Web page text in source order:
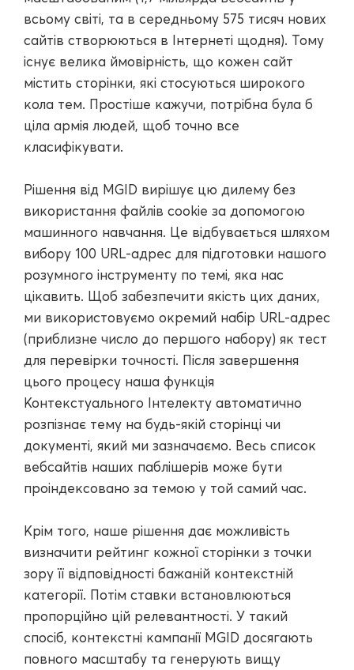
всьому світі, та в середньому 575 тисяч нових
сайтів створюються в Інтернеті щодня). Тому
існує велика ймовірність, що кожен сайт
містить сторінки, які стосуються широкого
кола тем. Простіше кажучи, потрібна була б
ціла армія людей, щоб точно все
класифікувати.
Рішення від MGID вирішує цю дилему без
використання файлів cookie за допомогою
машинного навчання. Це відбувається шляхом
вибору 100 URL-адрес для підготовки нашого
розумного інструменту по темі, яка нас
цікавить. Щоб забезпечити якість цих даних,
ми використовуємо окремий набір URL-адрес
(приблизне число до першого набору) як тест
для перевірки точності. Після завершення
цього процесу наша функція
Контекстуального Інтелекту автоматично
розпізнає тему на будь-якій сторінці чи
документі, який ми зазначаємо. Весь список
вебсайтів наших паблішерів може бути
проіндексовано за темою у той самий час.
Крім того, наше рішення дає можливість
визначити рейтинг кожної сторінки з точки
зору її відповідності бажаній контекстній
категорії. Потім ставки встановлюються
пропорційно цій релевантності. У такий
спосіб, контекстні кампанії MGID досягають
повного масштабу та генерують вищу